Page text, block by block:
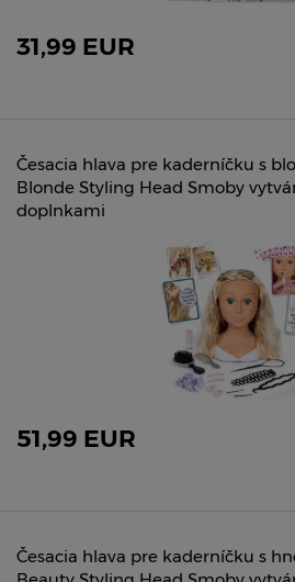
31,99 EUR
Česacia hlava pre kaderníčku s
Blonde Styling Head Smoby
doplnkami
51,99 EUR
Česacia hlava pre kaderníčku s